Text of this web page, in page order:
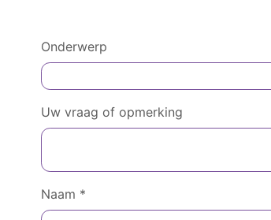
Onderwerp
Uw vraag of opmerking
Naam *